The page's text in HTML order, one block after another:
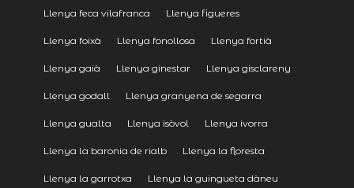
Llenya feca vilafranca Llenya figueres
Llenya foixà Llenya fonollosa Llenya fortià
Llenya gaià Llenya ginestar Llenya gisclareny
Llenya godall Llenya granyena de segarra
Llenya gualta Llenya isòvol Llenya ivorra
Llenya la baronia de rialb Llenya la floresta
Llenya la garrotxa Llenya la guingueta dàneu